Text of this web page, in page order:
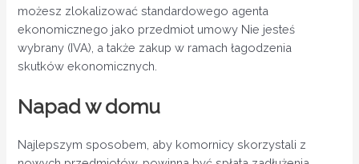
możesz zlokalizować standardowego agenta
ekonomicznego jako przedmiot umowy Nie jesteś
wybrany (IVA), a także zakup w ramach łagodzenia
skutków ekonomicznych.
Napad w domu
Najlepszym sposobem, aby komornicy skorzystali z